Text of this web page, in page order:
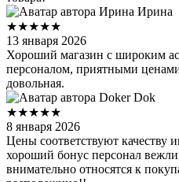
Ирина Ирина
★★★★★
13 января 2026
Хороший магазин с широким
персоналом, приятными
довольная.
Doker Dok
★★★★★
8 января 2026
Цены соответствуют качеству
хороший бонус персонал
внимательно относятся к